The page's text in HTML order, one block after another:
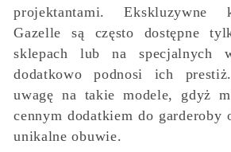
projektantami. Ekskluzywne
Gazelle są często dostępne
sklepach lub na specjalnych
dodatkowo podnosi ich
uwagę na takie modele, gdyż
cennym dodatkiem do garderoby
unikalne obuwie.